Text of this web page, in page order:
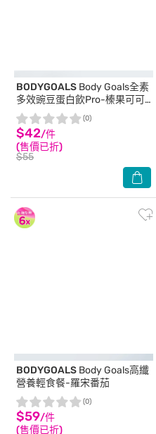
BODYGOALS Body Goals全素
多效豌豆蛋白飲Pro-榛果可可
40g/包
$42/件
(售價已折)
$55
(0)
BODYGOALS Body Goals高纖
營養輕食餐-羅宋番茄
$59/件
(售價已折)
(0)